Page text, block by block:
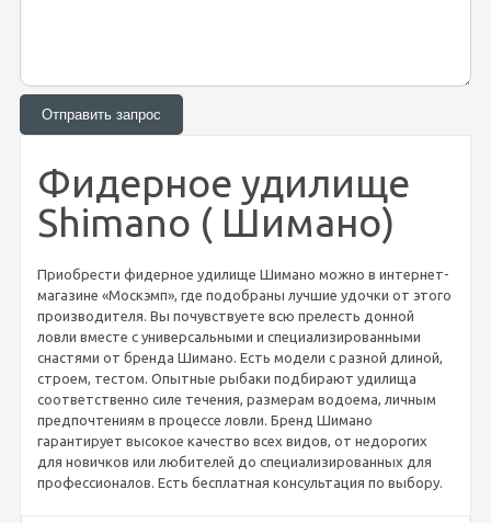
Фидерное удилище
Shimano ( Шимано)
Приобрести фидерное удилище Шимано можно в интернет-
магазине «Москэмп», где подобраны лучшие удочки от этого
производителя. Вы почувствуете всю прелесть донной
ловли вместе с универсальными и специализированными
снастями от бренда Шимано. Есть модели с разной длиной,
строем, тестом. Опытные рыбаки подбирают удилища
соответственно силе течения, размерам водоема, личным
предпочтениям в процессе ловли. Бренд Шимано
гарантирует высокое качество всех видов, от недорогих
для новичков или любителей до специализированных для
профессионалов. Есть бесплатная консультация по выбору.